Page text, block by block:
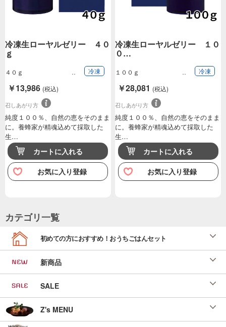
冷凍生ローヤルゼリー ４０
ｇ
４０ｇ 冷凍
￥13,986 (税込)
召しあがり方
純度１００％、自然の恵をそのまま
に。養蜂家が精魂込めて採取した
生…
カートに入れる
お気に入り登録
冷凍生ローヤルゼリー １０
０…
１００ｇ 冷凍
￥28,081 (税込)
召しあがり方
純度１００％、自然の恵をそのまま
に。養蜂家が精魂込めて採取した
生…
カートに入れる
お気に入り登録
カテゴリ一覧
初めての方におすすめ！おうちごはんセット
新商品
SALE
Z's MENU